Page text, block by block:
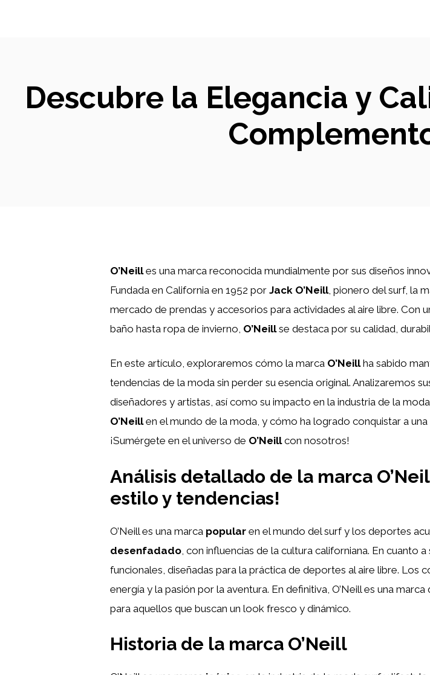
Descubre la Elegancia y
O’Neilles una marca reconocida mundialmente por sus diseños
Fundada en California en 1952 por Jack O’Neill, pionero del surf, la
mercado de prendas y accesorios para actividades al aire libre. Con
baño hasta ropa de invierno, O’Neillse destaca por su calidad,
En este artículo, exploraremos cómo la marca O’Neillha sabido
tendencias de la moda sin perder su esencia original. Analizaremos
diseñadores y artistas, así como su impacto en la industria de la
O’Neillen el mundo de la moda, y cómo ha logrado conquistar a
¡Sumérgete en el universo de O’Neillcon nosotros!
Análisis detallado de la marca
estilo y tendencias!
O’Neill es una marca popular en el mundo del surf y los deportes
desenfadado , con influencias de la cultura californiana. En cuanto
funcionales, diseñadas para la práctica de deportes al aire libre. Los
energía y la pasión por la aventura. En definitiva, O’Neill es una
para aquellos que buscan un look fresco y dinámico.
Historia de la marca O’Neill